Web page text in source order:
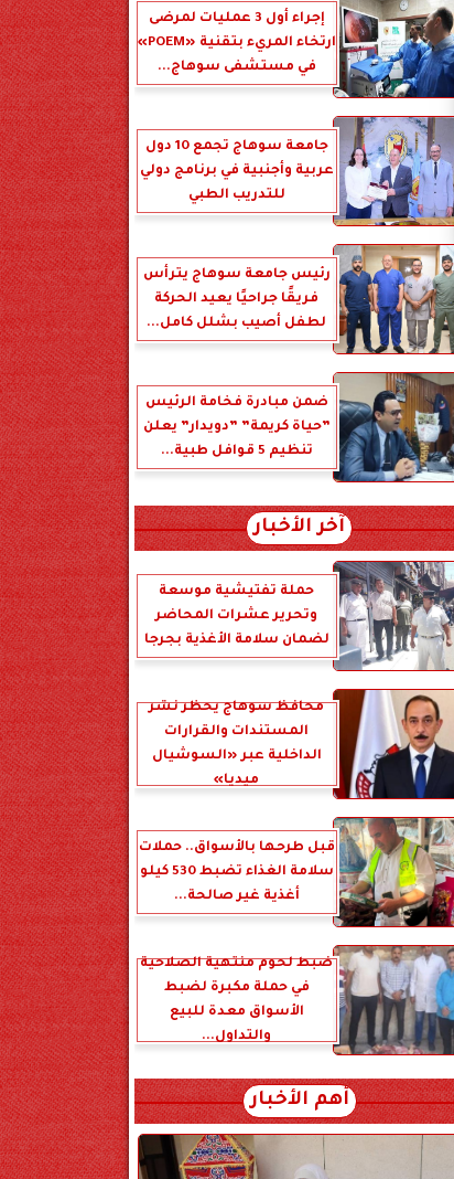
إجراء أول 3 عمليات لمرضى
ارتخاء المريء بتقنية «POEM»
في مستشفى سوهاج...
جامعة سوهاج تجمع 10 دول
عربية وأجنبية في برنامج دولي
للتدريب الطبي
رئيس جامعة سوهاج يترأس
فريقًا جراحيًا يعيد الحركة
لطفل أصيب بشلل كامل...
ضمن مبادرة فخامة الرئيس
”حياة كريمة” ”دويدار” يعلن
تنظيم 5 قوافل طبية...
آخر الأخبار
حملة تفتيشية موسعة
وتحرير عشرات المحاضر
لضمان سلامة الأغذية بجرجا
محافظ سوهاج يحظر نشر
المستندات والقرارات
الداخلية عبر «السوشيال
ميديا»
قبل طرحها بالأسواق.. حملات
سلامة الغذاء تضبط 530 كيلو
أغذية غير صالحة...
ضبط لحوم منتهية الصلاحية
في حملة مكبرة لضبط
الأسواق معدة للبيع
والتداول...
أهم الأخبار